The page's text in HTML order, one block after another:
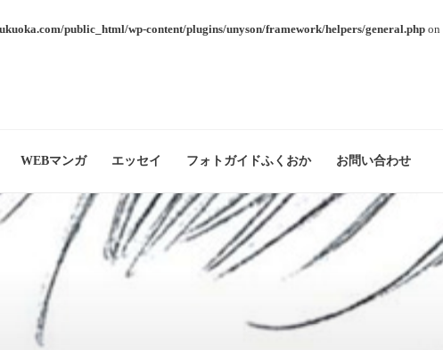
public_html/wp-content/plugins/unyson/framework/helpers/general.php
WEBマンガ エッセイ フォトガイドふくおか お問い合わせ